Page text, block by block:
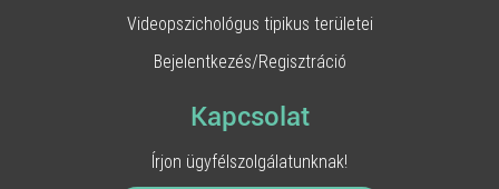
Videopszichológus tipikus területei
Bejelentkezés/Regisztráció
Kapcsolat
Írjon ügyfélszolgálatunknak!